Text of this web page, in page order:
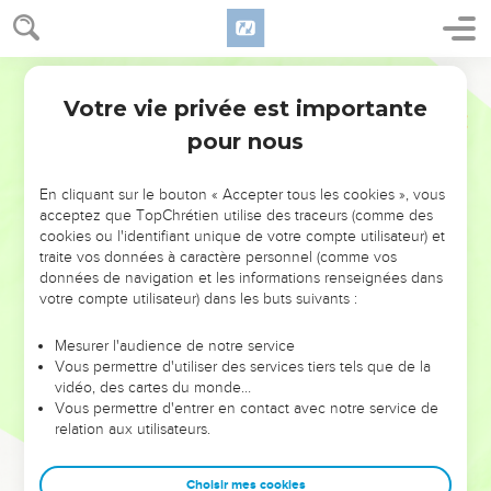
NE MANQUEZ PAS L’ÉVÉNEMENT
DE L’ANNÉE !
ET SI LEURS ERREURS POUVAIENT VOUS ÉVITER LES
VOTRES ?
leur foi ou leur vision. Mais on voit moins les doutes, les erreurs
et les saisons difficiles qu'ils ont traversés, alors même que ce
sont elles qui les ont façonnés.
Dans cette conférence, leaders, entrepreneurs, et responsables
clés pour avancer avec plus de sagesse afin que leurs erreurs
Votre vie privée est importante
pour nous
En cliquant sur le bouton « Accepter tous les cookies », vous
acceptez que TopChrétien utilise des traceurs (comme des
cookies ou l'identifiant unique de votre compte utilisateur) et
traite vos données à caractère personnel (comme vos
données de navigation et les informations renseignées dans
votre compte utilisateur) dans les buts suivants :
Mesurer l'audience de notre service
Vous permettre d'utiliser des services tiers tels que de la
vidéo, des cartes du monde…
Vous permettre d'entrer en contact avec notre service de
relation aux utilisateurs.
Choisir mes cookies